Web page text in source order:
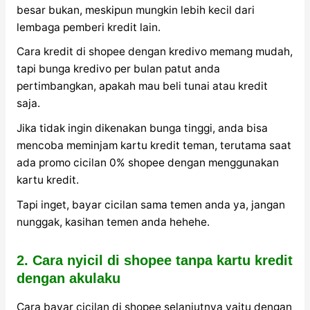
besar bukan, meskipun mungkin lebih kecil dari
lembaga pemberi kredit lain.
Cara kredit di shopee dengan kredivo memang mudah,
tapi bunga kredivo per bulan patut anda
pertimbangkan, apakah mau beli tunai atau kredit
saja.
Jika tidak ingin dikenakan bunga tinggi, anda bisa
mencoba meminjam kartu kredit teman, terutama saat
ada promo cicilan 0% shopee dengan menggunakan
kartu kredit.
Tapi inget, bayar cicilan sama temen anda ya, jangan
nunggak, kasihan temen anda hehehe.
2. Cara nyicil di shopee tanpa kartu kredit
dengan akulaku
Cara bayar cicilan di shopee selanjutnya yaitu dengan